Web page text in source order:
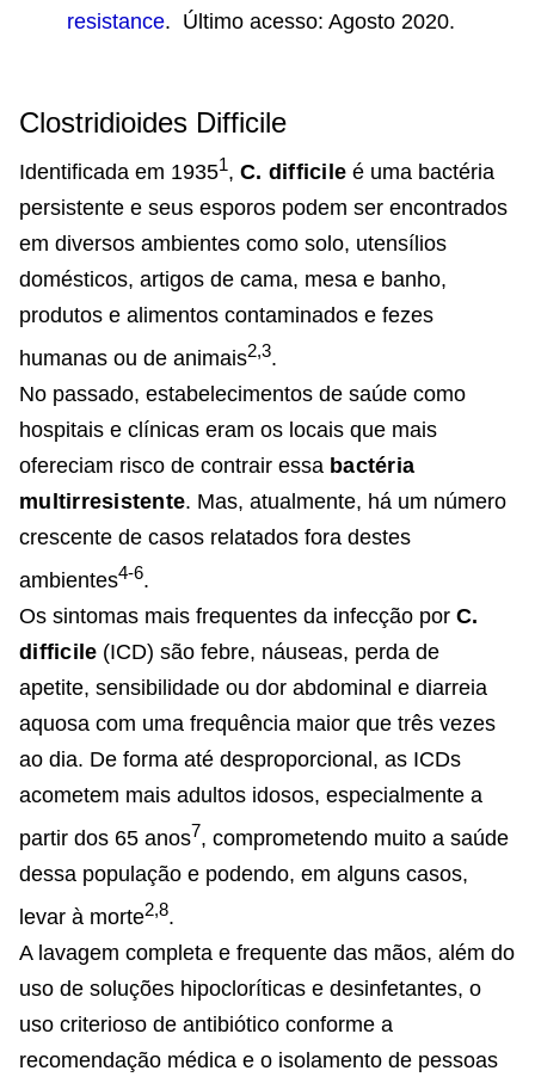
resistance. Último acesso: Agosto 2020.
Clostridioides Difficile
Identificada em 19351, C. difficile é uma bactéria
persistente e seus esporos podem ser encontrados
em diversos ambientes como solo, utensílios
domésticos, artigos de cama, mesa e banho,
produtos e alimentos contaminados e fezes
humanas ou de animais2,3.
No passado, estabelecimentos de saúde como
hospitais e clínicas eram os locais que mais
ofereciam risco de contrair essa bactéria
multirresistente. Mas, atualmente, há um número
crescente de casos relatados fora destes
ambientes4-6.
Os sintomas mais frequentes da infecção por C.
difficile (ICD) são febre, náuseas, perda de
apetite, sensibilidade ou dor abdominal e diarreia
aquosa com uma frequência maior que três vezes
ao dia. De forma até desproporcional, as ICDs
acometem mais adultos idosos, especialmente a
partir dos 65 anos7, comprometendo muito a saúde
dessa população e podendo, em alguns casos,
levar à morte2,8.
A lavagem completa e frequente das mãos, além do
uso de soluções hipocloríticas e desinfetantes, o
uso criterioso de antibiótico conforme a
recomendação médica e o isolamento de pessoas